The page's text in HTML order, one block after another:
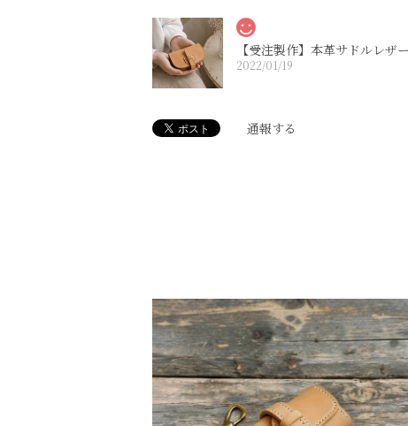
【受注製作】本革サドルレザ
2022/01/19
やっぱり購入してよかったです。 すごく「
【受注製作】本革サドルレ
本日、無事に受け取りました。早急な対応あ
や曲線が実際に手に取ると素晴らしい商品
通報する